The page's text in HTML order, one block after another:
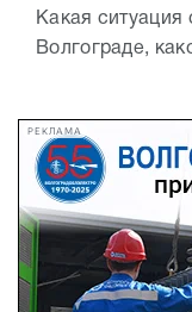
Какая
Волгограде,
РЕКЛАМА